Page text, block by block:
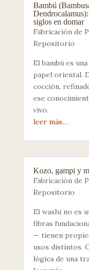
Bambú
siglos en domar
Fabricación de
Repositorio
El bambú es
papel oriental.
cocción,
ese
vivo.
leer más…
Kozo, gampi y
Fabricación de
Repositorio
El washi no es
fibras
— tienen
usos distintos.
lógica de una